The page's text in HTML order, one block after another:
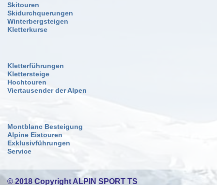
Skitouren
Skidurchquerungen
Winterbergsteigen
Kletterkurse
Kletterführungen
Klettersteige
Hochtouren
Viertausender der Alpen
Montblanc Besteigung
Alpine Eistouren
Exklusivführungen
Service
© 2018 Copyright ALPIN SPORT TS